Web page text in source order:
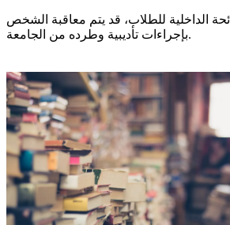
الداخلية للطلاب، قد يتم معاقبة الشخص
بإجراءات تأديبية وطرده من الجامعة.